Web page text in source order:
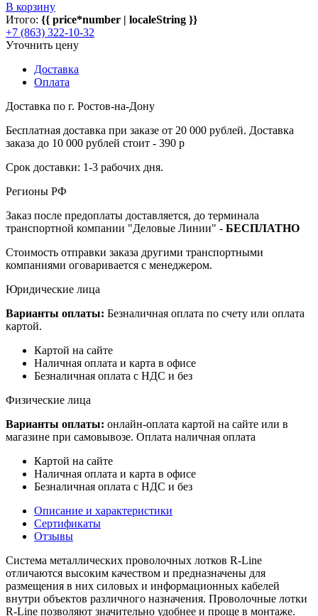
В корзину
Итого: {{ price*number | localeString }}
+7 (863) 322-10-32
Уточнить цену
Доставка
Оплата
Доставка по г. Ростов-на-Дону
Бесплатная доставка при заказе от 20 000 рублей. Доставка
заказа до 10 000 рублей стоит - 390 р
Срок доставки: 1-3 рабочих дня.
Регионы РФ
Заказ после предоплаты доставляется, до терминала
транспортной компании "Деловые Линии" - БЕСПЛАТНО
Стоимость отправки заказа другими транспортными
компаниями оговаривается с менеджером.
Юридические лица
Варианты оплаты: Безналичная оплата по счету или оплата
картой.
Картой на сайте
Наличная оплата и карта в офисе
Безналичная оплата с НДС и без
Физические лица
Варианты оплаты: онлайн-оплата картой на сайте или в
магазине при самовывозе. Оплата наличная оплата
Картой на сайте
Наличная оплата и карта в офисе
Безналичная оплата с НДС и без
Описание и характеристики
Сертификаты
Отзывы
Система металлических проволочных лотков R-Line
отличаются высоким качеством и предназначены для
размещения в них силовых и информационных кабелей
внутри объектов различного назначения. Проволочные лотки
R-Line позволяют значительно удобнее и проще в монтаже.